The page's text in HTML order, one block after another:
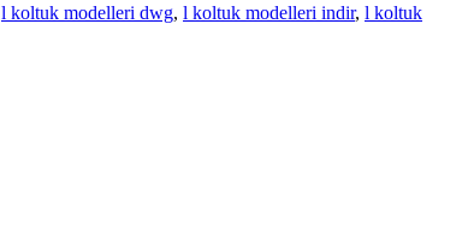
l koltuk modelleri dwg, l koltuk modelleri indir, l koltuk